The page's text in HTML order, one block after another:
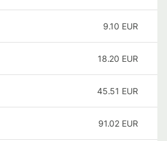
9.10 EUR
18.20 EUR
45.51 EUR
91.02 EUR